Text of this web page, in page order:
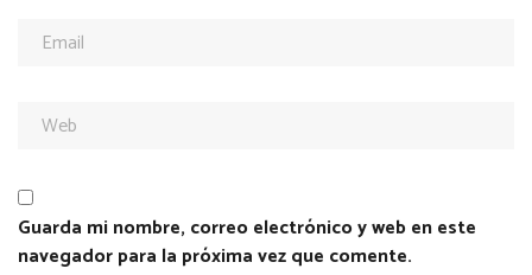
Guarda mi nombre, correo electrónico y web en este
navegador para la próxima vez que comente.